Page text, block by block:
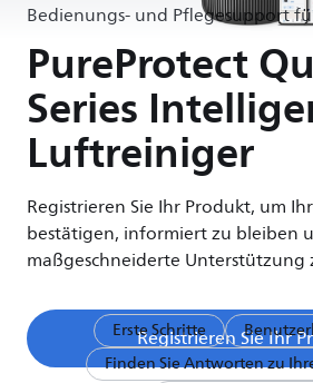
Bedienungs- und Pflegesupport
PureProtect
Series
Luftreiniger
Registrieren Sie Ihr Produkt, um
bestätigen, informiert zu bleiben
maßgeschneiderte Unterstützung
Registrieren Sie Ihr
Erste Schritte
Finden Sie Antworten zu